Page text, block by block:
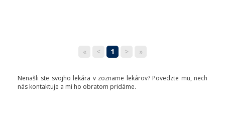
« < 1 > »
Nenašli ste svojho lekára v zozname lekárov? Povedzte mu, nech
nás kontaktuje a mi ho obratom pridáme.